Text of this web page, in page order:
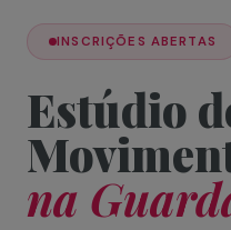
INSCRIÇÕES ABERTAS
Estúdio
na